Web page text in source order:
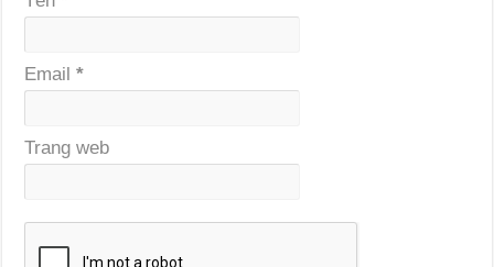
Email*
Trang web